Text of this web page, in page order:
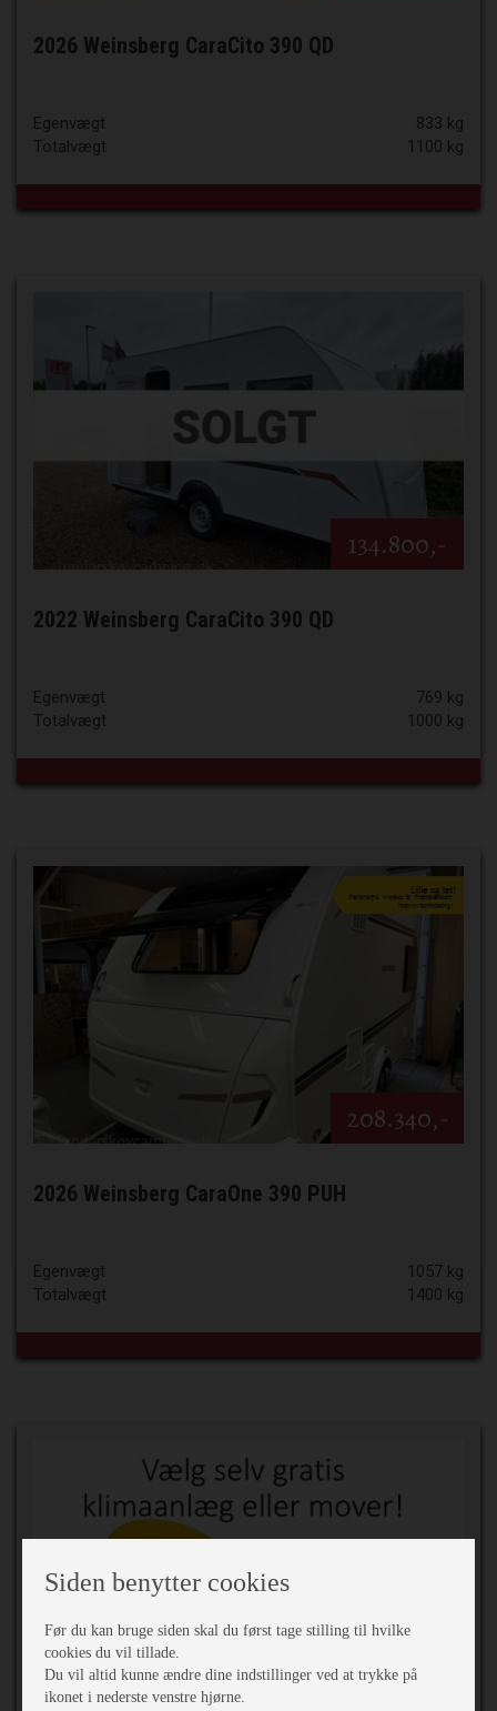
2026 Weinsberg CaraCito 390 QD
Egenvægt
833 kg
Totalvægt
1100 kg
134.800,-
2022 Weinsberg CaraCito 390 QD
Egenvægt
769 kg
Totalvægt
1000 kg
208.340,-
2026 Weinsberg CaraOne 390 PUH
Egenvægt
1057 kg
Totalvægt
1400 kg
199.100,-
Siden benytter cookies
Før du kan bruge siden skal du først tage stilling til hvilke
cookies du vil tillade.
Du vil altid kunne ændre dine indstillinger ved at trykke på
ikonet i nederste venstre hjørne.